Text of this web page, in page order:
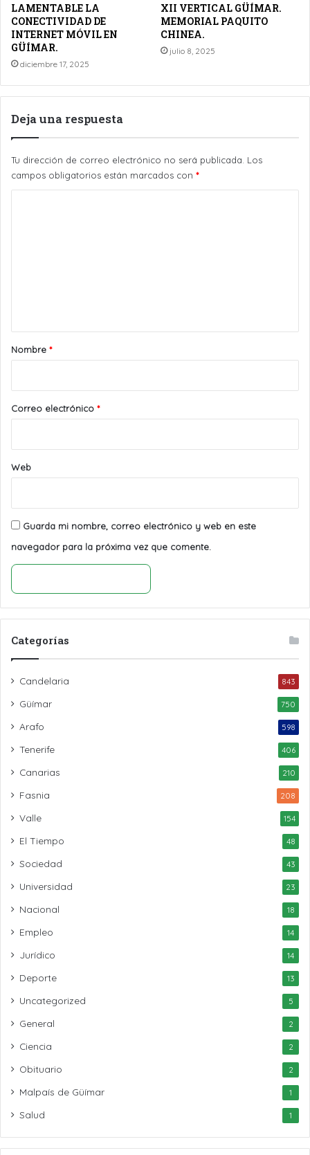
LAMENTABLE LA
CONECTIVIDAD DE
INTERNET MÓVIL EN
GÜÍMAR.
diciembre 17, 2025
XII VERTICAL GÜÍMAR.
MEMORIAL PAQUITO
CHINEA.
julio 8, 2025
Deja una respuesta
Tu dirección de correo electrónico no será publicada. Los
campos obligatorios están marcados con *
r
*
Nombre *
Correo electrónico *
Web
Guarda mi nombre, correo electrónico y web en este
navegador para la próxima vez que comente.
Categorías
Candelaria 843
Güímar 750
Arafo 598
Tenerife 406
Canarias 210
Fasnia 208
Valle 154
El Tiempo 48
Sociedad 43
Universidad 23
Nacional 18
Empleo 14
Jurídico 14
Deporte 13
Uncategorized 5
General 2
Ciencia 2
Obituario 2
Malpaís de Güímar 1
Salud 1